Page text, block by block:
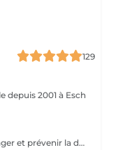
129
La pédicure médicale a pour but de soulager et prévenir la douleur, mais également les effets secondaires des pathologies. Cors, durillons, crevasses ou il-de-perdrix sont ainsi traités par une pédicure médicale. Une séance de pédicure médicale en institut se déroule comme suit : Le pied sera désinfecté à lalcool, puis examiné afin de déterminer quels sont les problèmes à traiter ; Une solution antiseptique et détergente (H.A.C.) sera vaporisée sur les pieds ; Les ongles sont doffice coupés, limés et dégagés sur les côtés; Lablation de cors ou durillons se fait en douceur, à laide dun bistouri ; Un ponçage des talons adoucit la peau ; Une désinfection de lensemble du pied se fait à la fin du traitement ; Le pied est séché puis massé avec une crème naturelle spécifique pour les pieds ; Si des zones de risques dinfection persistent, de la pommade antibiotique Fucidin ® est appliquée. Des mèches sont placées en cas d'ongles incarnés. Plusieurs rendez-vous sont à prévoir pour certaines affections telles que les cors (un rendez-vous 7 jours plus tard). Les durillons, ongles incarnés, ils-de-perdrix demandent une certaine régularité (une fois par mois environ) car leur repousse est douloureuse. A noter que le matériel destiné aux soins plantaires est stérilisé par ultrasons, UV et alcool. Pose Vernis: 10 ( Uniquement après un soin des pieds )